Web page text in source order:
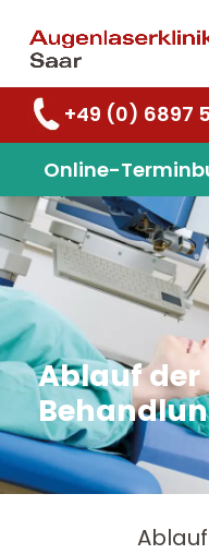
+49 (0) 6897
Online-
Ablauf der